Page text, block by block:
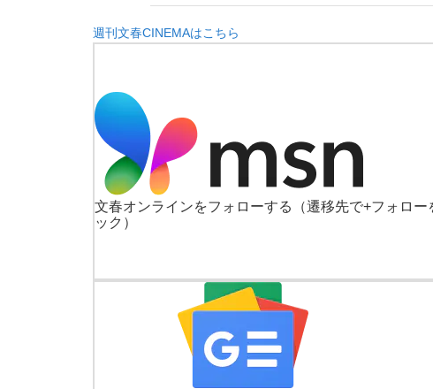
週刊文春CINEMAはこちら
文春オンラインをフォローする
（遷移先で+フォロー
ック）